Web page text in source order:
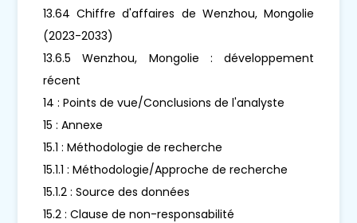
13.64 Chiffre d'affaires de Wenzhou, Mongolie
(2023-2033)
13.6.5 Wenzhou, Mongolie : développement
récent
14 : Points de vue/Conclusions de l'analyste
15 : Annexe
15.1 : Méthodologie de recherche
15.1.1 : Méthodologie/Approche de recherche
15.1.2 : Source des données
15.2 : Clause de non-responsabilité